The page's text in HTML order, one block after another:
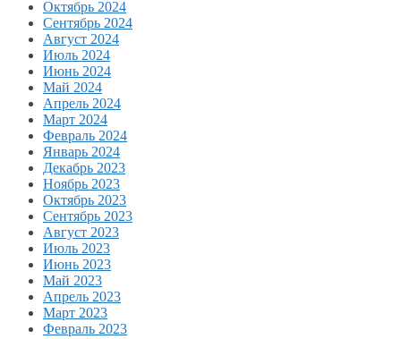
Октябрь 2024
Сентябрь 2024
Август 2024
Июль 2024
Июнь 2024
Май 2024
Апрель 2024
Март 2024
Февраль 2024
Январь 2024
Декабрь 2023
Ноябрь 2023
Октябрь 2023
Сентябрь 2023
Август 2023
Июль 2023
Июнь 2023
Май 2023
Апрель 2023
Март 2023
Февраль 2023